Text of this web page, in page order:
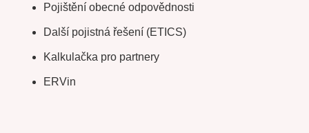
Pojištění obecné odpovědnosti
Další pojistná řešení (ETICS)
Kalkulačka pro partnery
ERVin